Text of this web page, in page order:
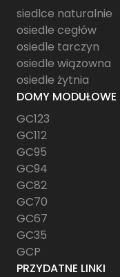
siedlce naturalnie
osiedle cegłów
osiedle tarczyn
osiedle wiązowna
osiedle żytnia
DOMY MODUŁOWE
GC123
GC112
GC95
GC94
GC82
GC70
GC67
GC35
GCP
PRZYDATNE LINKI